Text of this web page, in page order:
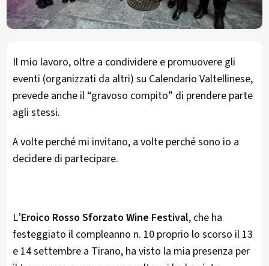
Il mio lavoro, oltre a condividere e promuovere gli
eventi (organizzati da altri) su Calendario Valtellinese,
prevede anche il “gravoso compito” di prendere parte
agli stessi.
A volte perché mi invitano, a volte perché sono io a
decidere di partecipare.
L’Eroico Rosso Sforzato Wine Festival, che ha
festeggiato il compleanno n. 10 proprio lo scorso il 13
e 14 settembre a Tirano, ha visto la mia presenza per